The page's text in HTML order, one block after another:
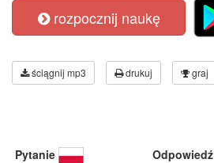
rozpocznij naukę
ściągnij mp3 drukuj graj
Pytanie Odpowiedź